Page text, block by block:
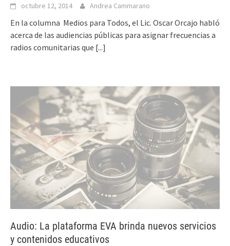
octubre 12, 2014 Andrea Cammarano
En la columna Medios para Todos, el Lic. Oscar Orcajo habló
acerca de las audiencias públicas para asignar frecuencias a
radios comunitarias que [...]
Audio: La plataforma EVA brinda nuevos servicios
y contenidos educativos